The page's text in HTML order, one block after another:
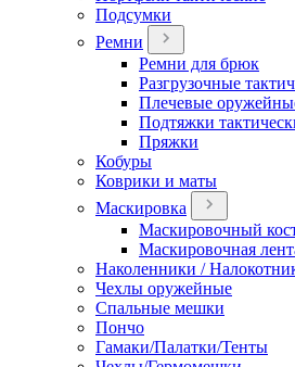
Подсумки
Ремни
Ремни для брюк
Разгрузочные
Плечевые
Подтяжки
Пряжки
Кобуры
Коврики и маты
Маскировка
Маскировочный
Маскировочная
Наколенники /
Чехлы оружейные
Спальные мешки
Пончо
Гамаки/Палатки/Тенты